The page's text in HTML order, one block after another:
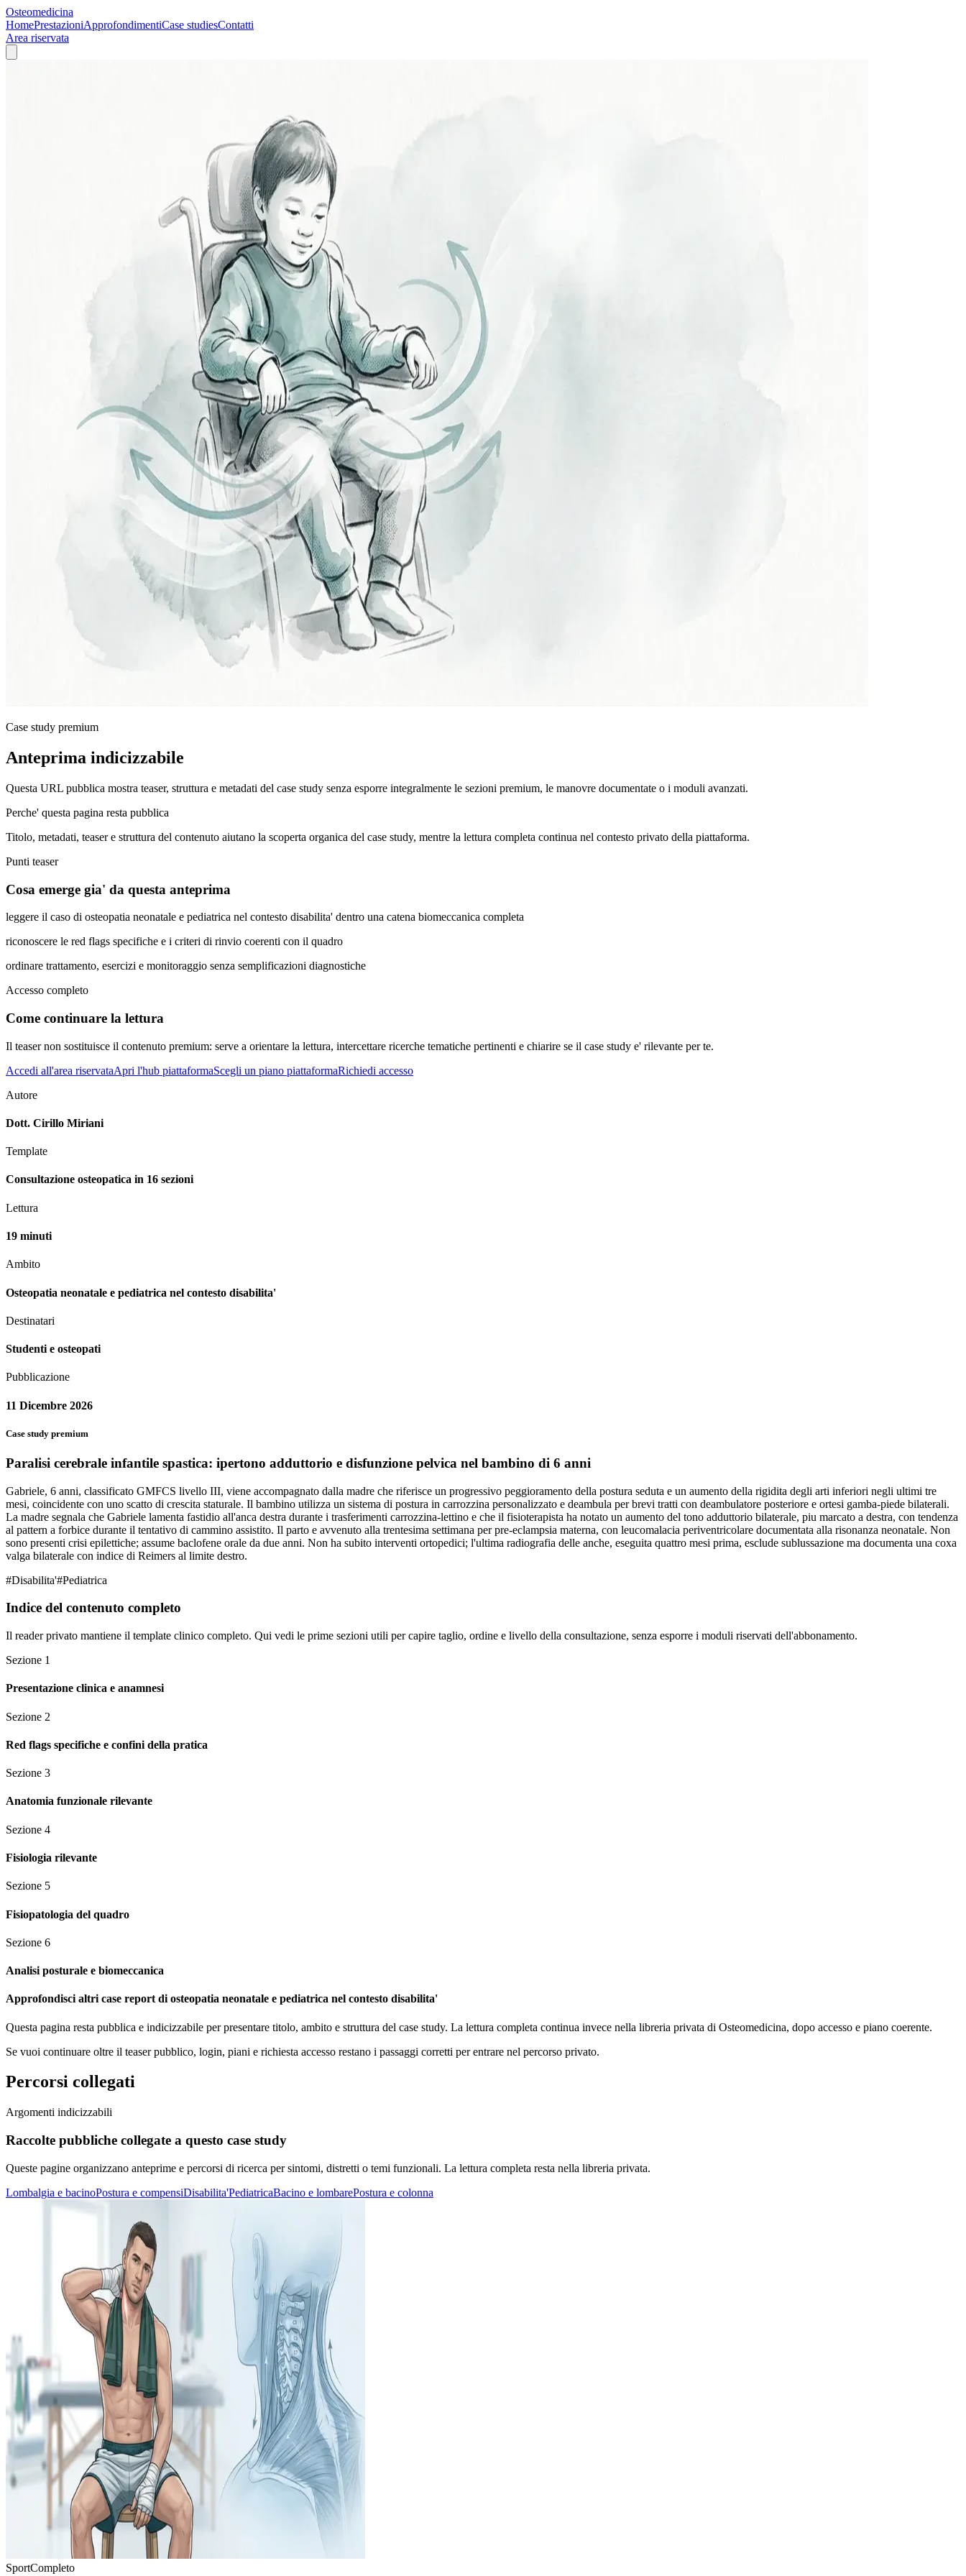
Osteomedicina
HomePrestazioniApprofondimentiCase studiesContatti
Area riservata
Case study premium
Anteprima indicizzabile
Questa URL pubblica mostra teaser, struttura e metadati del case study senza esporre integralmente le sezioni premium, le manovre documentate o i moduli avanzati.
Perche' questa pagina resta pubblica
Titolo, metadati, teaser e struttura del contenuto aiutano la scoperta organica del case study, mentre la lettura completa continua nel contesto privato della piattaforma.
Punti teaser
Cosa emerge gia' da questa anteprima
leggere il caso di osteopatia neonatale e pediatrica nel contesto disabilita' dentro una catena biomeccanica completa
riconoscere le red flags specifiche e i criteri di rinvio coerenti con il quadro
ordinare trattamento, esercizi e monitoraggio senza semplificazioni diagnostiche
Accesso completo
Come continuare la lettura
Il teaser non sostituisce il contenuto premium: serve a orientare la lettura, intercettare ricerche tematiche pertinenti e chiarire se il case study e' rilevante per te.
Accedi all'area riservataApri l'hub piattaformaScegli un piano piattaformaRichiedi accesso
Autore
Dott. Cirillo Miriani
Template
Consultazione osteopatica in 16 sezioni
Lettura
19 minuti
Ambito
Osteopatia neonatale e pediatrica nel contesto disabilita'
Destinatari
Studenti e osteopati
Pubblicazione
11 Dicembre 2026
Case study premium
Paralisi cerebrale infantile spastica: ipertono adduttorio e disfunzione pelvica nel bambino di 6 anni
Gabriele, 6 anni, classificato GMFCS livello III, viene accompagnato dalla madre che riferisce un progressivo peggioramento della postura seduta e un aumento della rigidita degli arti inferiori negli ultimi tre
mesi, coincidente con uno scatto di crescita staturale. Il bambino utilizza un sistema di postura in carrozzina personalizzato e deambula per brevi tratti con deambulatore posteriore e ortesi gamba-piede bilaterali.
La madre segnala che Gabriele lamenta fastidio all'anca destra durante i trasferimenti carrozzina-lettino e che il fisioterapista ha notato un aumento del tono adduttorio bilaterale, piu marcato a destra, con tendenza
al pattern a forbice durante il tentativo di cammino assistito. Il parto e avvenuto alla trentesima settimana per pre-eclampsia materna, con leucomalacia periventricolare documentata alla risonanza neonatale. Non
sono presenti crisi epilettiche; assume baclofene orale da due anni. Non ha subito interventi ortopedici; l'ultima radiografia delle anche, eseguita quattro mesi prima, esclude sublussazione ma documenta una coxa
valga bilaterale con indice di Reimers al limite destro.
#Disabilita'#Pediatrica
Indice del contenuto completo
Il reader privato mantiene il template clinico completo. Qui vedi le prime sezioni utili per capire taglio, ordine e livello della consultazione, senza esporre i moduli riservati dell'abbonamento.
Sezione 1
Presentazione clinica e anamnesi
Sezione 2
Red flags specifiche e confini della pratica
Sezione 3
Anatomia funzionale rilevante
Sezione 4
Fisiologia rilevante
Sezione 5
Fisiopatologia del quadro
Sezione 6
Analisi posturale e biomeccanica
Approfondisci altri case report di osteopatia neonatale e pediatrica nel contesto disabilita'
Questa pagina resta pubblica e indicizzabile per presentare titolo, ambito e struttura del case study. La lettura completa continua invece nella libreria privata di Osteomedicina, dopo accesso e piano coerente.
Se vuoi continuare oltre il teaser pubblico, login, piani e richiesta accesso restano i passaggi corretti per entrare nel percorso privato.
Percorsi collegati
Argomenti indicizzabili
Raccolte pubbliche collegate a questo case study
Queste pagine organizzano anteprime e percorsi di ricerca per sintomi, distretti o temi funzionali. La lettura completa resta nella libreria privata.
Lombalgia e bacinoPostura e compensiDisabilita'PediatricaBacino e lombarePostura e colonna
SportCompleto